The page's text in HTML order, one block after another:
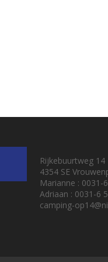
Rijkebuurtweg 14
4354 SE
Marianne : 0031-
Adriaan : 0031-6
camping-